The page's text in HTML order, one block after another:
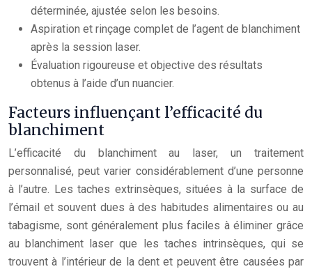
déterminée, ajustée selon les besoins.
Aspiration et rinçage complet de l’agent de blanchiment
après la session laser.
Évaluation rigoureuse et objective des résultats
obtenus à l’aide d’un nuancier.
Facteurs influençant l’efficacité du
blanchiment
L’efficacité du blanchiment au laser, un traitement
personnalisé, peut varier considérablement d’une personne
à l’autre. Les taches extrinsèques, situées à la surface de
l’émail et souvent dues à des habitudes alimentaires ou au
tabagisme, sont généralement plus faciles à éliminer grâce
au blanchiment laser que les taches intrinsèques, qui se
trouvent à l’intérieur de la dent et peuvent être causées par